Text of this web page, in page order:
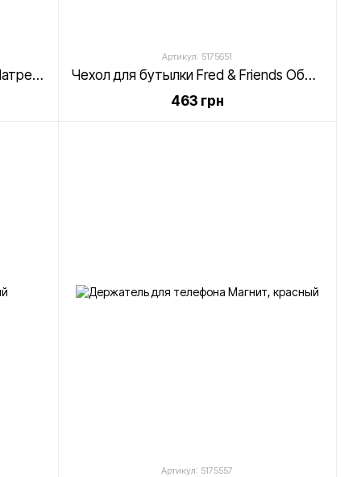
Набор емкостей для хранения Матрешки
Артикул: 5175651
Чехол для бутылки Fred & Friends Обезьянка
463 грн
Артикул: 5175557